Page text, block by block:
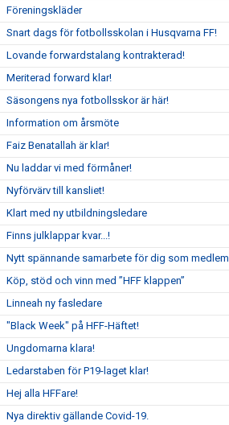
Föreningskläder
Snart dags för fotbollsskolan i Husqvarna FF!
Lovande forwardstalang kontrakterad!
Meriterad forward klar!
Säsongens nya fotbollsskor är här!
Information om årsmöte
Faiz Benatallah är klar!
Nu laddar vi med förmåner!
Nyförvärv till kansliet!
Klart med ny utbildningsledare
Finns julklappar kvar...!
Nytt spännande samarbete för dig som medlem
Köp, stöd och vinn med ”HFF klappen”
Linneah ny fasledare
"Black Week" på HFF-Häftet!
Ungdomarna klara!
Ledarstaben för P19-laget klar!
Hej alla HFFare!
Nya direktiv gällande Covid-19.